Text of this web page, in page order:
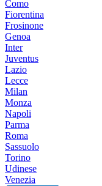
Como
Fiorentina
Frosinone
Genoa
Inter
Juventus
Lazio
Lecce
Milan
Monza
Napoli
Parma
Roma
Sassuolo
Torino
Udinese
Venezia